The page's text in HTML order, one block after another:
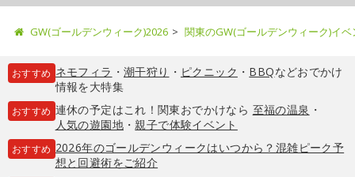
GW(ゴールデンウィーク)2026 関東のGW(ゴールデンウィーク)イ
おすすめ ネモフィラ ・ 潮干狩り ・ ピクニック ・ BBQなどおでかけ
情報を大特集
おすすめ 連休の予定はこれ！関東おでかけなら 至福の温泉 ・
人気の遊園地・親子で体験イベント
おすすめ 2026年のゴールデンウィークはいつから？混雑ピーク予
想と回避術をご紹介